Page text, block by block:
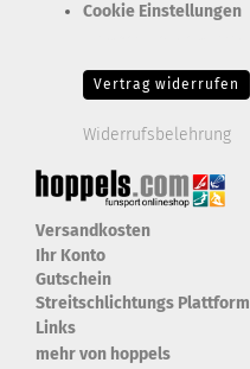
Cookie Einstellungen
Vertrag widerrufen
Widerrufsbelehrung
Versandkosten
Ihr Konto
Gutschein
Streitschlichtungs Plattform
Links
mehr von hoppels